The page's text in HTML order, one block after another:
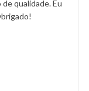
qualidade. Eu